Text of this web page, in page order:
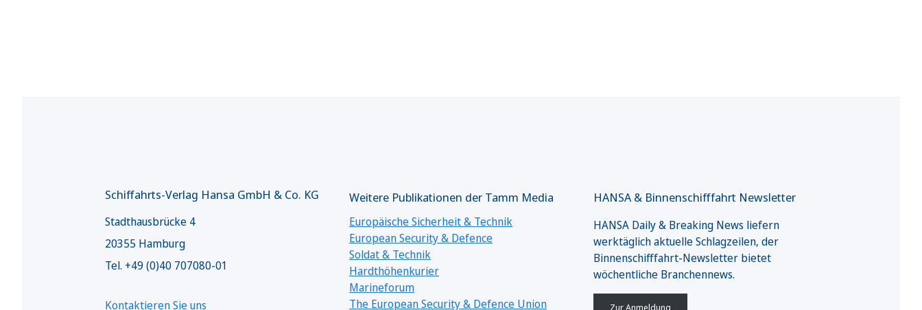
Schiffahrts-Verlag Hansa GmbH & Co. KG
Stadthausbrücke 4
20355 Hamburg
Tel. +49 (0)40 707080-01
Kontaktieren Sie uns
Weitere Publikationen der Tamm Media
Europäische Sicherheit & Technik
European Security & Defence
Soldat & Technik
Hardthöhenkurier
Marineforum
The European Security & Defence Union
HANSA & Binnenschifffahrt Newsletter
HANSA Daily & Breaking News liefern
werktäglich aktuelle Schlagzeilen, der
Binnenschifffahrt-Newsletter bietet
wöchentliche Branchennews.
Zur Anmeldung